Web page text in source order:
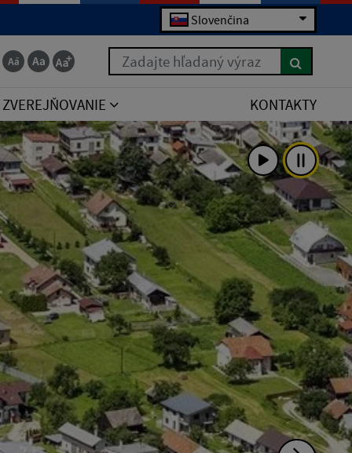
Slovenčina
Zadajte hľadaný výraz
ZVEREJŇOVANIE KONTAKTY